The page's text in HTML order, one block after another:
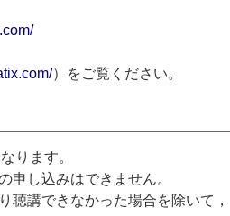
）をご覧ください。
ります。
申し込みはできません。
聴講できなかった場合を除いて，